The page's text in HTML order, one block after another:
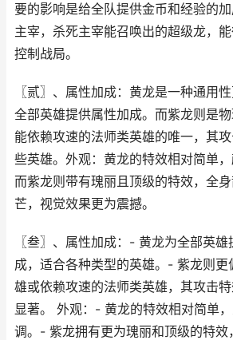
要的影响是给全队提供金币和经验的
主宰，杀死主宰能召唤出的超级龙，能
控制战局。
〖贰〗、属性加成：黄龙是一种通用
全部英雄提供属性加成。而紫龙则是
能依赖攻速的法师类英雄的唯一，其
些英雄。外观：黄龙的特效相对简单，
而紫龙则带有瑰丽且顶级的特效，全
芒，视觉效果更为震撼。
〖叁〗、属性加成：- 黄龙为全部英
成，适合各种类型的英雄。- 紫龙则更
雄或依赖攻速的法师类英雄，其攻击
显著。 外观：- 黄龙的特效相对简单
调。- 紫龙拥有更为瑰丽和顶级的特效